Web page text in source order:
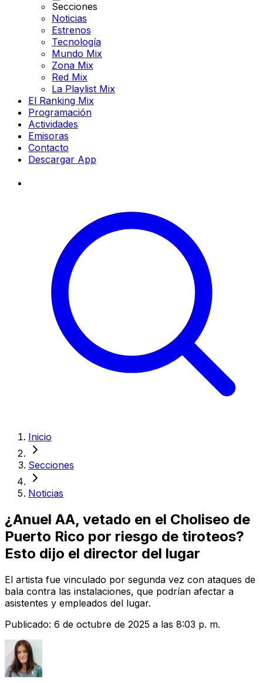
Secciones
Noticias
Estrenos
Tecnología
Mundo Mix
Zona Mix
Red Mix
La Playlist Mix
El Ranking Mix
Programación
Actividades
Emisoras
Contacto
Descargar App
Inicio
Secciones
Noticias
¿Anuel AA, vetado en el Choliseo de
Puerto Rico por riesgo de tiroteos?
Esto dijo el director del lugar
El artista fue vinculado por segunda vez con ataques de
bala contra las instalaciones, que podrían afectar a
asistentes y empleados del lugar.
Publicado: 6 de octubre de 2025 a las 8:03 p. m.